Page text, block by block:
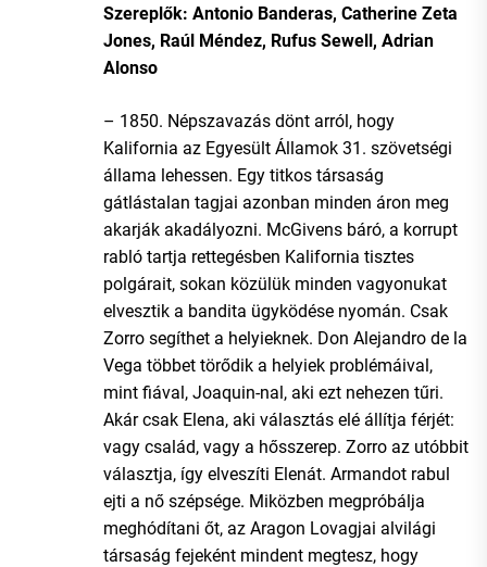
Szereplők: Antonio Banderas, Catherine Zeta
Jones, Raúl Méndez, Rufus Sewell, Adrian
Alonso
– 1850. Népszavazás dönt arról, hogy
Kalifornia az Egyesült Államok 31. szövetségi
állama lehessen. Egy titkos társaság
gátlástalan tagjai azonban minden áron meg
akarják akadályozni. McGivens báró, a korrupt
rabló tartja rettegésben Kalifornia tisztes
polgárait, sokan közülük minden vagyonukat
elvesztik a bandita ügyködése nyomán. Csak
Zorro segíthet a helyieknek. Don Alejandro de la
Vega többet törődik a helyiek problémáival,
mint fiával, Joaquin-nal, aki ezt nehezen tűri.
Akár csak Elena, aki választás elé állítja férjét:
vagy család, vagy a hősszerep. Zorro az utóbbit
választja, így elveszíti Elenát. Armandot rabul
ejti a nő szépsége. Miközben megpróbálja
meghódítani őt, az Aragon Lovagjai alvilági
társaság fejeként mindent megtesz, hogy